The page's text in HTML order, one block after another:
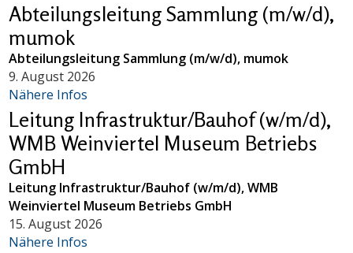
Abteilungsleitung Sammlung (m/w/d),
mumok
Abteilungsleitung Sammlung (m/w/d), mumok
9. August 2026
Nähere Infos
Leitung Infrastruktur/Bauhof (w/m/d),
WMB Weinviertel Museum Betriebs
GmbH
Leitung Infrastruktur/Bauhof (w/m/d), WMB
Weinviertel Museum Betriebs GmbH
15. August 2026
Nähere Infos